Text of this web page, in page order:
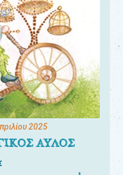
2025
ΑΥΛΟΣ